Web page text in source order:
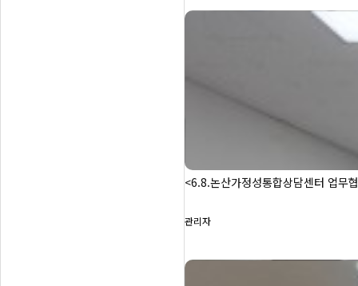
<6.8.논산가정성통합상담센터 업무
관리자